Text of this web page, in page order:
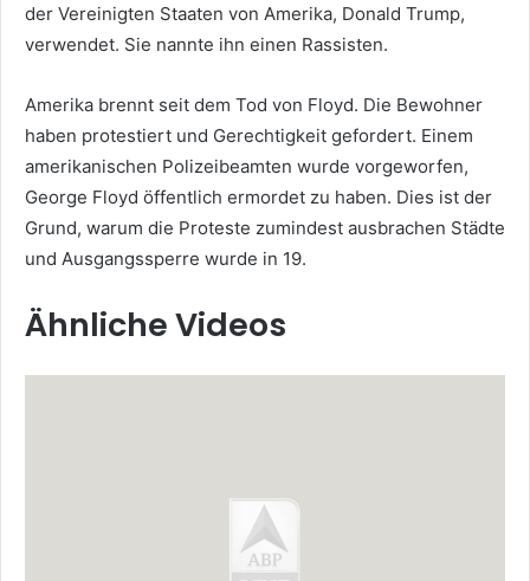
der Vereinigten Staaten von Amerika, Donald Trump,
verwendet. Sie nannte ihn einen Rassisten.
Amerika brennt seit dem Tod von Floyd. Die Bewohner
haben protestiert und Gerechtigkeit gefordert. Einem
amerikanischen Polizeibeamten wurde vorgeworfen,
George Floyd öffentlich ermordet zu haben. Dies ist der
Grund, warum die Proteste zumindest ausbrachen Städte
und Ausgangssperre wurde in 19.
Ähnliche Videos